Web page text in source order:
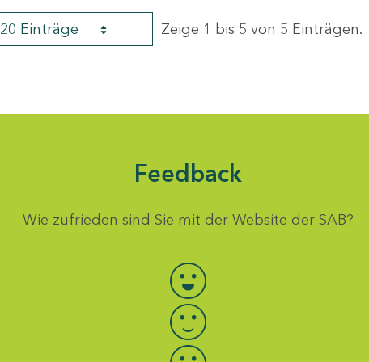
20 Einträge Zeige 1 bis 5 von 5 Einträgen.
Feedback
Wie zufrieden sind Sie mit der Website der SAB?
Bewertung auswählen